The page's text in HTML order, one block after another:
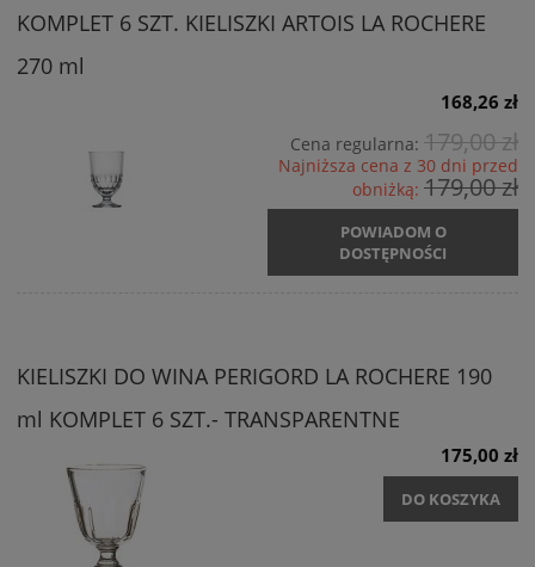
KOMPLET 6 SZT. KIELISZKI ARTOIS LA ROCHERE
270 ml
168,26 zł
Cena regularna: 179,00 zł
Najniższa cena z 30 dni przed
obniżką: 179,00 zł
POWIADOM O
DOSTĘPNOŚCI
KIELISZKI DO WINA PERIGORD LA ROCHERE 190
ml KOMPLET 6 SZT.- TRANSPARENTNE
175,00 zł
DO KOSZYKA